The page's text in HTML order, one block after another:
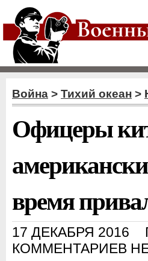
Война > Тихий океан >
Офицеры
время
17 ДЕКАБРЯ 2016
КОММЕНТАРИЕВ